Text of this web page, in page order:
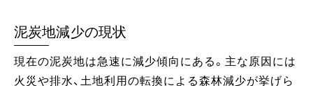
泥炭地減少の現状
現在の泥炭地は急速に減少傾向にある。主な原因には
火災や排水、土地利用の転換による森林減少が挙げら